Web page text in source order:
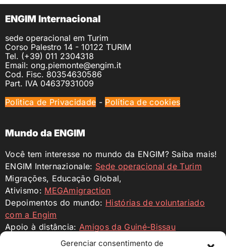
Gerenciar consentimento de
ENGIM Internacional
sede operacional em Turim
Corso Palestro 14 - 10122 TURIM
Tel. (+39) 011 2304318
Email: ong.piemonte@engim.it
Cod. Fisc. 80354630586
Part. IVA 04637931009
Polìtica de Privacidade - Política de cookies
Mundo da ENGIM
Você tem interesse no mundo da ENGIM? Saiba mais!
ENGIM Internazionale: Sede operacional de Turim
Migrações, Educação Global,
Ativismo: MEGAmigraction
Depoimentos do mundo: Histórias de voluntariado
com a Engim
Apoio à distância: Amigos da Guiné-Bissau
Engim Internazionale:
ENGIM ONG